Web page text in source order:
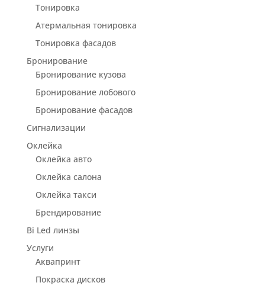
Тонировка
Атермальная тонировка
Тонировка фасадов
Бронирование
Бронирование кузова
Бронирование лобового
Бронирование фасадов
Сигнализации
Оклейка
Оклейка авто
Оклейка салона
Оклейка такси
Брендирование
Bi Led линзы
Услуги
Аквапринт
Покраска дисков